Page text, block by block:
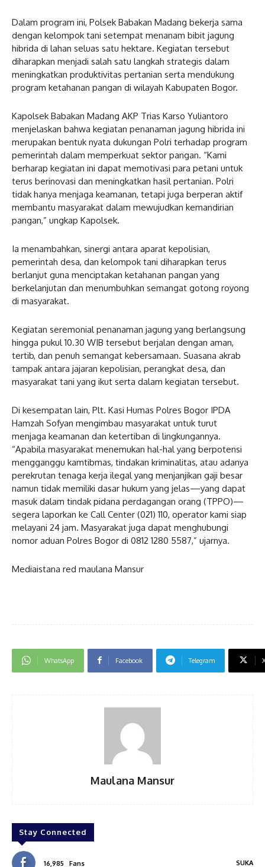
Dalam program ini, Polsek Babakan Madang bekerja sama
dengan kelompok tani setempat menanam bibit jagung
hibrida di lahan seluas satu hektare. Kegiatan tersebut
diharapkan menjadi salah satu langkah strategis dalam
meningkatkan produktivitas pertanian serta mendukung
program ketahanan pangan di wilayah Kabupaten Bogor.
Kapolsek Babakan Madang AKP Trias Karso Yuliantoro
menjelaskan bahwa kegiatan penanaman jagung hibrida ini
merupakan bentuk nyata dukungan Polri terhadap program
pemerintah dalam memperkuat sektor pangan. “Kami
berharap kegiatan ini dapat memotivasi para petani untuk
terus berinovasi dan meningkatkan hasil pertanian. Polri
tidak hanya menjaga keamanan, tetapi juga berperan aktif
membantu masyarakat dalam mewujudkan kemandirian
pangan,” ungkap Kapolsek.
Ia menambahkan, sinergi antara aparat kepolisian,
pemerintah desa, dan kelompok tani diharapkan terus
berlanjut guna menciptakan ketahanan pangan yang
berkelanjutan dan menumbuhkan semangat gotong royong
di masyarakat.
Kegiatan seremonial penanaman jagung yang berlangsung
hingga pukul 10.30 WIB tersebut berjalan dengan aman,
tertib, dan penuh semangat kebersamaan. Suasana akrab
tampak antara jajaran kepolisian, perangkat desa, dan
masyarakat tani yang ikut serta dalam kegiatan tersebut.
Di kesempatan lain, Plt. Kasi Humas Polres Bogor IPDA
Hamzah Sofyan mengimbau masyarakat untuk turut
menjaga keamanan dan ketertiban di lingkungannya.
“Apabila masyarakat menemukan hal-hal yang berpotensi
mengganggu kamtibmas, tindakan kriminalitas, atau adanya
perekrutan tenaga kerja ilegal yang menjanjikan gaji besar
namun tidak memiliki dasar hukum yang jelas—yang dapat
masuk dalam tindak pidana perdagangan orang (TPPO)—
segera laporkan ke Call Center (021) 110, operator kami siap
melayani 24 jam. Masyarakat juga dapat menghubungi
nomor aduan Polres Bogor di 0812 1280 5587,” ujarnya.
Mediaistana red maulana Mansur
WhatsApp Facebook Telegram
Maulana Mansur
Stay Connected
16,985 Fans SUKA